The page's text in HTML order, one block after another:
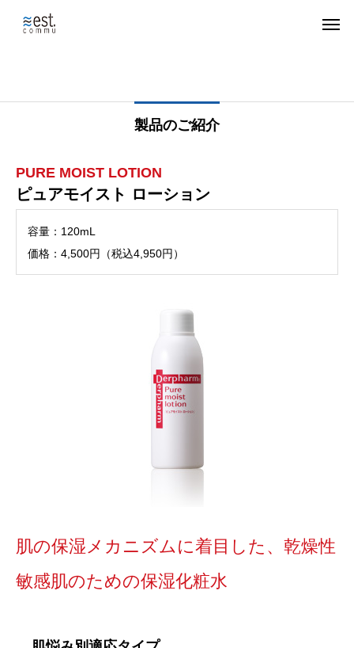
製品のご紹介
PURE MOIST LOTION
ピュアモイスト ローション
容量：120mL
価格：4,500円（税込4,950円）
肌の保湿メカニズムに着目した、乾燥性
敏感肌のための保湿化粧水